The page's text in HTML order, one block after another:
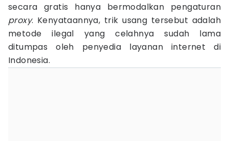
secara gratis hanya bermodalkan pengaturan
proxy. Kenyataannya, trik usang tersebut adalah
metode ilegal yang celahnya sudah lama
ditumpas oleh penyedia layanan internet di
Indonesia.